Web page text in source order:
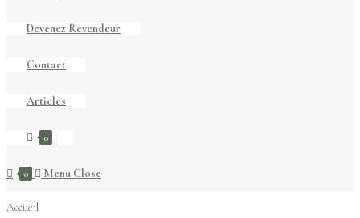
Devenez Revendeur
Contact
Articles
0
0 Menu Close
Accueil